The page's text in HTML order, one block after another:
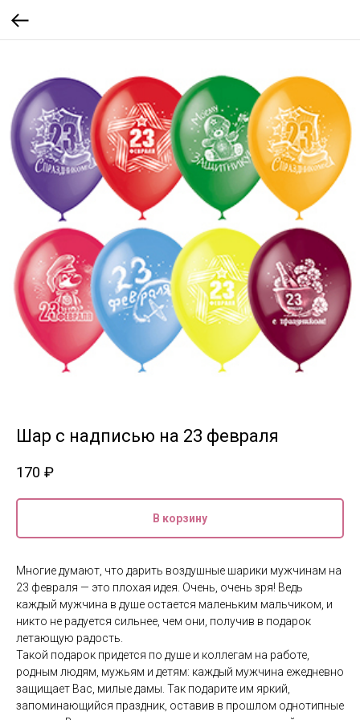
Шар с надписью на 23 февраля
170 ₽
В корзину
Многие думают, что дарить воздушные шарики мужчинам на
23 февраля — это плохая идея. Очень, очень зря! Ведь
каждый мужчина в душе остается маленьким мальчиком, и
никто не радуется сильнее, чем они, получив в подарок
летающую радость.
Такой подарок придется по душе и коллегам на работе,
родным людям, мужьям и детям: каждый мужчина ежедневно
защищает Вас, милые дамы. Так подарите им яркий,
запоминающийся праздник, оставив в прошлом однотипные